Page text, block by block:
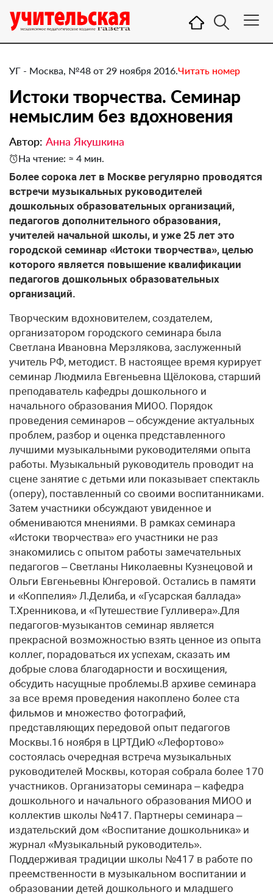
УГ - Москва, №48 от 29 ноября 2016.Читать номер
​Истоки творчества. Семинар
немыслим без вдохновения
Автор: Анна Якушкина
На чтение: ≈ 4 мин.
Более сорока лет в Москве регулярно проводятся
встречи музыкальных руководителей
дошкольных образовательных организаций,
педагогов дополнительного образования,
учителей начальной школы, и уже 25 лет это
городской семинар «Истоки творчества», целью
которого является повышение квалификации
педагогов дошкольных образовательных
организаций.
Творческим вдохновителем, создателем,
организатором городского семинара была
Светлана Ивановна Мерзлякова, заслуженный
учитель РФ, методист. В настоящее время курирует
семинар Людмила Евгеньевна Щёлокова, старший
преподаватель кафедры дошкольного и
начального образования МИОО. Порядок
проведения семинаров – обсуждение актуальных
проблем, разбор и оценка представленного
лучшими музыкальными руководителями опыта
работы. Музыкальный руководитель проводит на
сцене занятие с детьми или показывает спектакль
(оперу), поставленный со своими воспитанниками.
Затем участники обсуждают увиденное и
обмениваются мнениями. В рамках семинара
«Истоки творчества» его участники не раз
знакомились с опытом работы замечательных
педагогов – Светланы Николаевны Кузнецовой и
Ольги Евгеньевны Юнгеровой. Остались в памяти
и «Коппелия» Л.Делиба, и «Гусарская баллада»
Т.Хренникова, и «Путешествие Гулливера».Для
педагогов-музыкантов семинар является
прекрасной возможностью взять ценное из опыта
коллег, порадоваться их успехам, сказать им
добрые слова благодарности и восхищения,
обсудить насущные проблемы.В архиве семинара
за все время проведения накоплено более ста
фильмов и множество фотографий,
представляющих передовой опыт педагогов
Москвы.16 ноября в ЦРТДиЮ «Лефортово»
состоялась очередная встреча музыкальных
руководителей Москвы, которая собрала более 170
участников. Организаторы семинара – кафедра
дошкольного и начального образования МИОО и
коллектив школы №417. Партнеры семинара –
издательский дом «Воспитание дошкольника» и
журнал «Музыкальный руководитель».
Поддерживая традиции школы №417 в работе по
преемственности в музыкальном воспитании и
образовании детей дошкольного и младшего